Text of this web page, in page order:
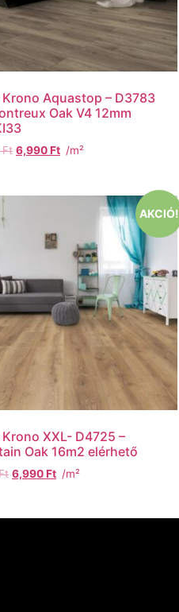
Krono Aquastop – D3783
Oak V4 12mm
Ft 6,990Ft /m²
AKCIÓ!
XXL- D4725 –
Oak 16m2 elérhető
6,990Ft /m²